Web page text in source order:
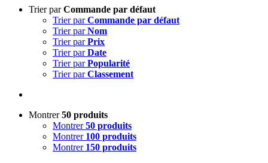
Trier parCommande par défaut
Trier parCommande par défaut
Trier parNom
Trier parPrix
Trier parDate
Trier parPopularité
Trier parClassement
Montrer50 produits
Montrer50 produits
Montrer 100 produits
Montrer 150 produits